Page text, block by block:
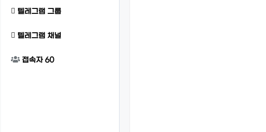
텔레그램 그룹
텔레그램 채널
접속자60